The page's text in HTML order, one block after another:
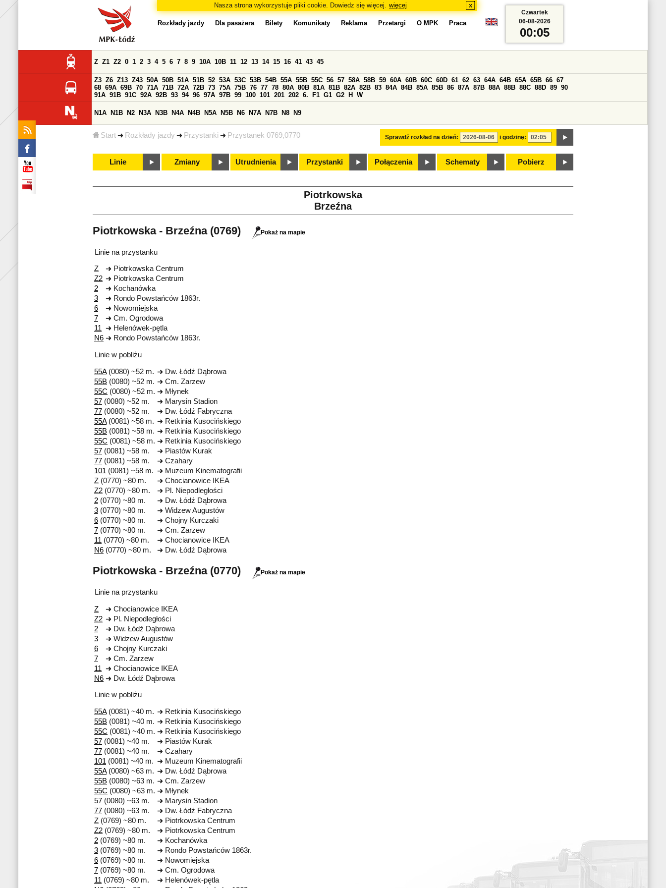
Nasza strona wykorzystuje pliki cookie. Dowiedz się więcej. więcej x
Start Rozkłady jazdy Przystanki Przystanek 0769,0770
Rozkłady jazdy Dla pasażera Bilety Komunikaty Reklama Przetargi O MPK Praca
Sprawdź rozkład na dzień: i godzinę:
Z Z1 Z2 0 1 2 3 4 5 6 7 8 9 10A 10B 11 12 13 14 15 16 41 43 45
Z3 Z6 Z13 Z43 50A 50B 51A 51B 52 53A 53C 53B 54B 55A 55B 55C 56 57 58A 58B 59 60A 60B 60C 60D 61 62 63 64A 64B 65A 65B 66 67
68 69A 69B 70 71A 71B 72A 72B 73 75A 75B 76 77 78 80A 80B 81A 81B 82A 82B 83 84A 84B 85A 85B 86 87A 87B 88A 88B 88C 88D 89 90
91A 91B 91C 92A 92B 93 94 96 97A 97B 99 100 101 201 202 6. F1 G1 G2 H W
N1A N1B N2 N3A N3B N4A N4B N5A N5B N6 N7A N7B N8 N9
Linie Zmiany Utrudnienia Przystanki Połączenia Schematy Pobierz
Czwartek
06-08-2026
00:05
Piotrkowska
Brzeźna
Piotrkowska - Brzeźna (0769) Pokaż na mapie
Linie na przystanku
Z
Piotrkowska Centrum
Z2
Piotrkowska Centrum
2
Kochanówka
3
Rondo Powstańców 1863r.
6
Nowomiejska
7
Cm. Ogrodowa
11
Helenówek-pętla
N6
Rondo Powstańców 1863r.
Linie w pobliżu
55A(0080) ~52 m.
Dw. Łódź Dąbrowa
55B (0080) ~52 m.
Cm. Zarzew
55C (0080) ~52 m.
Młynek
57 (0080) ~52 m.
Marysin Stadion
77 (0080) ~52 m.
Dw. Łódź Fabryczna
55A(0081) ~58 m.
Retkinia Kusocińskiego
55B (0081) ~58 m.
Retkinia Kusocińskiego
55C (0081) ~58 m.
Retkinia Kusocińskiego
57 (0081) ~58 m.
Piastów Kurak
77 (0081) ~58 m.
Czahary
101 (0081) ~58 m.
Muzeum Kinematografii
Z (0770) ~80 m.
Chocianowice IKEA
Z2 (0770) ~80 m.
Pl. Niepodległości
2 (0770) ~80 m.
Dw. Łódź Dąbrowa
3 (0770) ~80 m.
Widzew Augustów
6 (0770) ~80 m.
Chojny Kurczaki
7 (0770) ~80 m.
Cm. Zarzew
11 (0770) ~80 m.
Chocianowice IKEA
N6 (0770) ~80 m. Dw. Łódź Dąbrowa
Piotrkowska - Brzeźna (0770) Pokaż na mapie
Linie na przystanku
Z
Chocianowice IKEA
Z2
Pl. Niepodległości
2
Dw. Łódź Dąbrowa
3
Widzew Augustów
6
Chojny Kurczaki
7
Cm. Zarzew
11
Chocianowice IKEA
N6
Dw. Łódź Dąbrowa
Linie w pobliżu
55A(0081) ~40 m.
Retkinia Kusocińskiego
55B (0081) ~40 m.
Retkinia Kusocińskiego
55C (0081) ~40 m.
Retkinia Kusocińskiego
57 (0081) ~40 m.
Piastów Kurak
77 (0081) ~40 m.
Czahary
101 (0081) ~40 m.
Muzeum Kinematografii
55A(0080) ~63 m.
Dw. Łódź Dąbrowa
55B (0080) ~63 m.
Cm. Zarzew
55C (0080) ~63 m.
Młynek
57 (0080) ~63 m.
Marysin Stadion
77 (0080) ~63 m.
Dw. Łódź Fabryczna
Z (0769) ~80 m.
Piotrkowska Centrum
Z2 (0769) ~80 m.
Piotrkowska Centrum
2 (0769) ~80 m.
Kochanówka
3 (0769) ~80 m.
Rondo Powstańców 1863r.
6 (0769) ~80 m.
Nowomiejska
7 (0769) ~80 m.
Cm. Ogrodowa
11 (0769) ~80 m.
Helenówek-pętla